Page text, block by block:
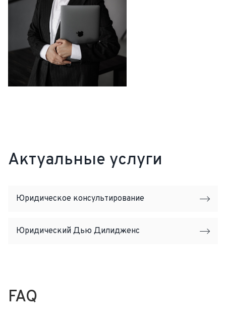
Актуальные услуги
Юридическое консультирование
Юридический Дью Дилидженс
FAQ